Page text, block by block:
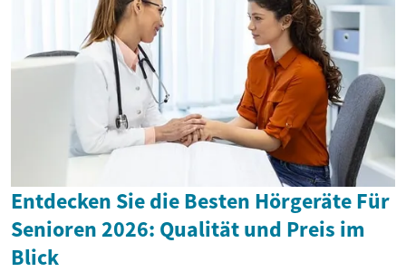
Entdecken Sie die Besten Hörgeräte Für
Senioren 2026: Qualität und Preis im
Blick